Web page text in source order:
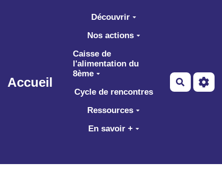
Aller au contenu principal
Accueil
Découvrir
Nos actions
Caisse de
l'alimentation du
8ème
Cycle de rencontres
Ressources
En savoir +